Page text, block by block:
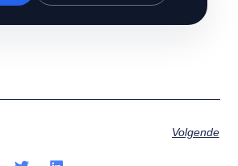
Volgende